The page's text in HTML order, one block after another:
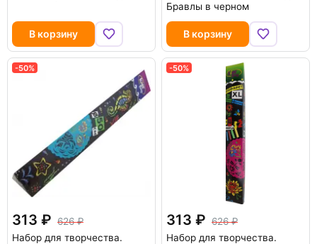
В корзину
Бравлы в черном
В корзину
-50%
313
626
Набор для творчества.
-50%
313
626
Набор для творчества.